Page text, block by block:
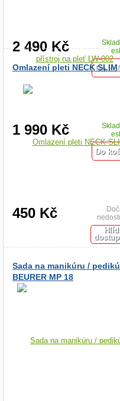
2 490 Kč
1 990 Kč
Omlazení pleti NECK SLIM
450 Kč
Sada na manikúru /
BEURER MP 18